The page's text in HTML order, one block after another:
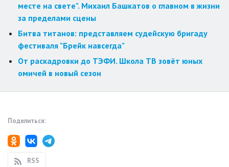
месте на свете". Михаил Башкатов о главном в жизни
за пределами сцены
Битва титанов: представляем судейскую бригаду
фестиваля "Брейк навсегда"
От раскадровки до ТЭФИ. Школа ТВ зовёт юных
омичей в новый сезон
Поделиться:
RSS